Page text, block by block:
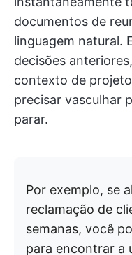
documentos de
linguagem natural.
decisões
contexto de
precisar vasculhar
parar.
Por exemplo, se
reclamação de
semanas, você
para encontrar a